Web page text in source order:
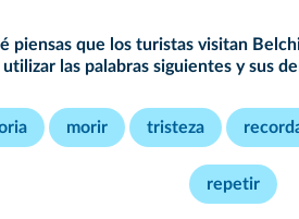
piensas que los turistas visitan
utilizar las palabras siguientes y sus
morir tristeza
repetir